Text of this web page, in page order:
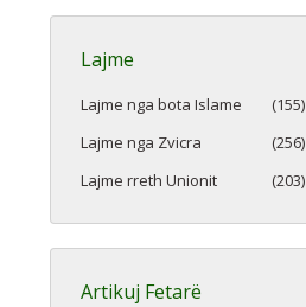
Lajme
Lajme nga bota Islame
(155)
Lajme nga Zvicra
(256)
Lajme rreth Unionit
(203)
Artikuj Fetarë